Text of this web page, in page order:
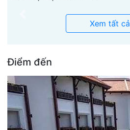
Xem tất cả
Điểm đến